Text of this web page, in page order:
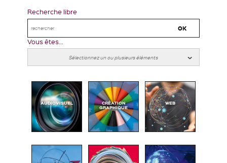
Recherche libre
Vous êtes...
AUDIOVISUEL CRÉATION
GRAPHIQUE
WEB